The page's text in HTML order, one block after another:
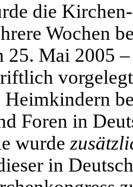
die
Wochen
25. Mai 2005
Heimkindern
Foren in
wurde
in